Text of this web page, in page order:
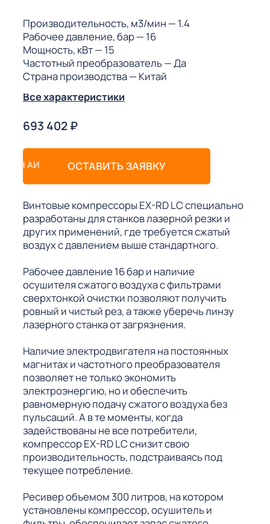
Производительность, м3/мин — 1.4
Рабочее давление, бар— 16
Мощность, кВт— 15
Частотный преобразователь— Да
Страна производства— Китай
Все характеристики
693 402₽
ОСТАВИТЬ ЗАЯВКУ
Винтовые компрессоры EX-RD LC специально
разработаны для станков лазерной резки и
других применений, где требуется сжатый
воздух с давлением выше стандартного.
Рабочее давление 16 бар и наличие
осушителя сжатого воздуха с фильтрами
сверхтонкой очистки позволяют получить
ровный и чистый рез, а также уберечь линзу
лазерного станка от загрязнения.
Наличие электродвигателя на постоянных
магнитах и частотного преобразователя
позволяет не только экономить
электроэнергию, но и обеспечить
равномерную подачу сжатого воздуха без
пульсаций. А в те моменты, когда
задействованы не все потребители,
компрессор EX-RD LC снизит свою
производительность, подстраиваясь под
текущее потребление.
Ресивер объемом 300 литров, на котором
установлены компрессор, осушитель и
АИ